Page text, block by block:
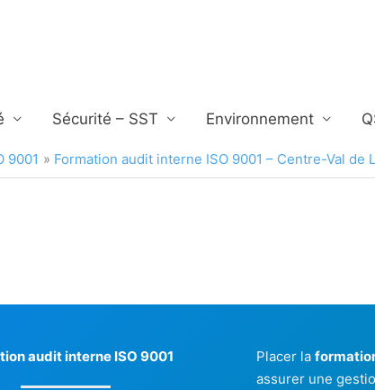
Sécurité – SST Environnement
9001 Formation audit interne ISO 9001 – Centre-Val de
audit interne ISO 9001 Placer la
assurer une